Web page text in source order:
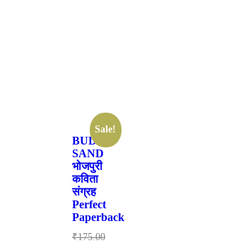
Sale!
BUDWA
SAND
भोजपुरी
कविता
संग्रह
Perfect
Paperback
₹175.00